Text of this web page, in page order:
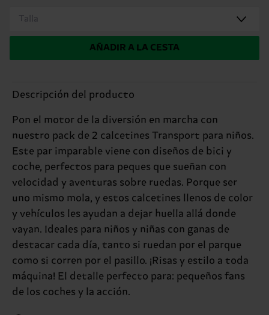
Talla
AÑADIR A LA CESTA
Descripción del producto
Pon el motor de la diversión en marcha con
nuestro pack de 2 calcetines Transport para niños.
Este par imparable viene con diseños de bici y
coche, perfectos para peques que sueñan con
velocidad y aventuras sobre ruedas. Porque ser
uno mismo mola, y estos calcetines llenos de color
y vehículos les ayudan a dejar huella allá donde
vayan. Ideales para niños y niñas con ganas de
destacar cada día, tanto si ruedan por el parque
como si corren por el pasillo. ¡Risas y estilo a toda
máquina! El detalle perfecto para: pequeños fans
de los coches y la acción.